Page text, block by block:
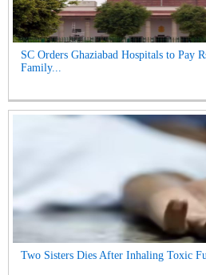
SC Orders Ghaziabad Hospitals to Pay
Family...
Two Sisters Dies After Inhaling Toxic